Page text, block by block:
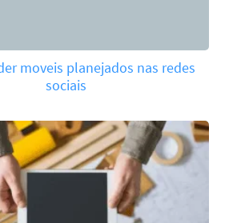
moveis planejados nas redes
sociais